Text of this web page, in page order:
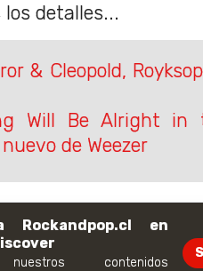
detalles...
& Cleopold,
Will Be Alright in
de Weezer
Rockandpop.cl en
contenidos